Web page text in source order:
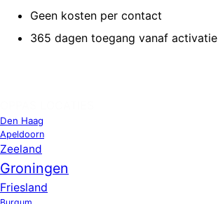
Geen kosten per contact
365 dagen toegang vanaf activatie
Den Haag
Apeldoorn
Zeeland
Groningen
Friesland